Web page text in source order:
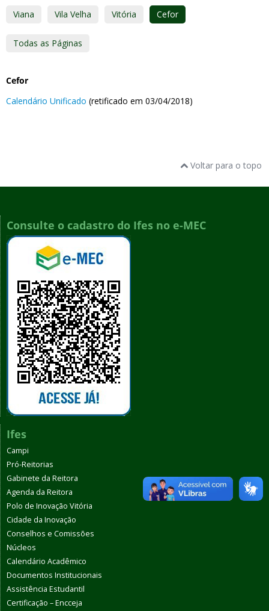
Viana Vila Velha Vitória Cefor
Todas as Páginas
Cefor
Calendário Unificado (retificado em 03/04/2018)
Voltar para o topo
Consulte o cadastro do Ifes no e-MEC
Ifes
Campi
Pró-Reitorias
Gabinete da Reitora
Agenda da Reitora
Polo de Inovação Vitória
Cidade da Inovação
Conselhos e Comissões
Núcleos
Calendário Acadêmico
Documentos Institucionais
Assistência Estudantil
Certificação – Encceja